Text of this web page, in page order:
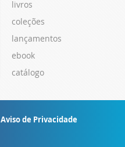
livros
coleções
lançamentos
ebook
catálogo
Aviso de Privacidade